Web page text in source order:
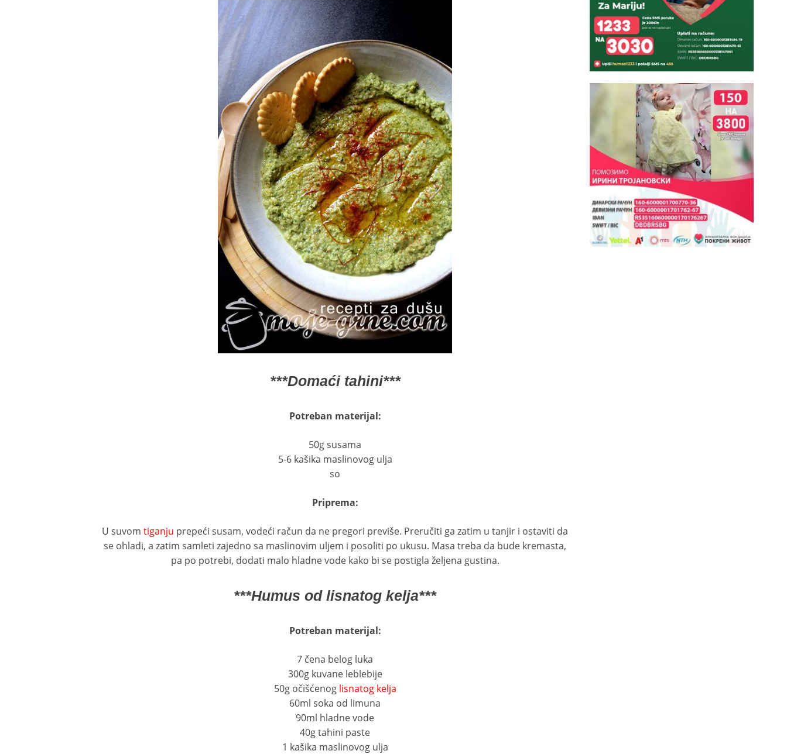
***Domaći tahini***
Potreban materijal:
50g susama
5-6 kašika maslinovog ulja
so
Priprema:
U suvom tiganju prepeći susam, vodeći račun da ne pregori previše. Preručiti ga zatim u tanjir i ostaviti da
se ohladi, a zatim samleti zajedno sa maslinovim uljem i posoliti po ukusu. Masa treba da bude kremasta,
pa po potrebi, dodati malo hladne vode kako bi se postigla željena gustina.
***Humus od lisnatog kelja***
Potreban materijal:
7 čena belog luka
300g kuvane leblebije
50g očišćenog lisnatog kelja
60ml soka od limuna
90ml hladne vode
40g tahini paste
1 kašika maslinovog ulja